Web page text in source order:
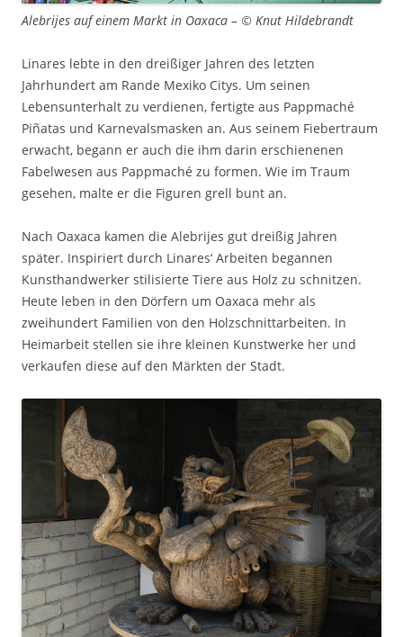
Alebrijes auf einem Markt in Oaxaca – © Knut Hildebrandt
Linares lebte in den dreißiger Jahren des letzten
Jahrhundert am Rande Mexiko Citys. Um seinen
Lebensunterhalt zu verdienen, fertigte aus Pappmaché
Piñatas und Karnevalsmasken an. Aus seinem Fiebertraum
erwacht, begann er auch die ihm darin erschienenen
Fabelwesen aus Pappmaché zu formen. Wie im Traum
gesehen, malte er die Figuren grell bunt an.
Nach Oaxaca kamen die Alebrijes gut dreißig Jahren
später. Inspiriert durch Linares‘ Arbeiten begannen
Kunsthandwerker stilisierte Tiere aus Holz zu schnitzen.
Heute leben in den Dörfern um Oaxaca mehr als
zweihundert Familien von den Holzschnittarbeiten. In
Heimarbeit stellen sie ihre kleinen Kunstwerke her und
verkaufen diese auf den Märkten der Stadt.